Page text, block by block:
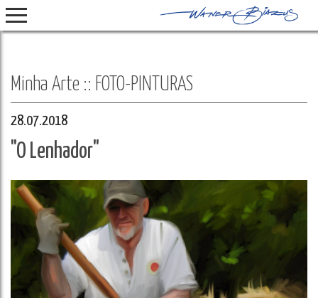
Minha Arte :: FOTO-PINTURAS
28.07.2018
"O Lenhador"